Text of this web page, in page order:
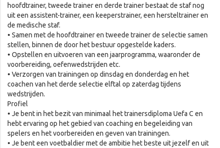
hoofdtrainer, tweede trainer en derde trainer bestaat de staf nog
uit een assistent-trainer, een keeperstrainer, een hersteltrainer en
de medische staf.
• Samen met de hoofdtrainer en tweede trainer de selectie samen
stellen, binnen de door het bestuur opgestelde kaders.
• Opstellen en uitvoeren van een jaarprogramma, waaronder de
voorbereiding, oefenwedstrijden etc.
• Verzorgen van trainingen op dinsdag en donderdag en het
coachen van het derde selectie elftal op zaterdag tijdens
wedstrijden.
Profiel
• Je bent in het bezit van minimaal het trainersdiploma Uefa C en
hebt ervaring op het gebied van coaching en begeleiding van
spelers en het voorbereiden en geven van trainingen.
• Je bent een voetbaldier met de ambitie het beste uit jezelf en uit